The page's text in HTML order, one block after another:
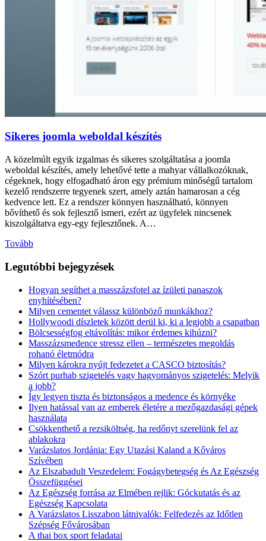
Sikeres joomla weboldal készítés
A közelmúlt egyik izgalmas és sikeres szolgáltatása a joomla
weboldal készítés, amely lehetővé tette a mahyar vállalkozóknak,
cégeknek, hogy elfogadható áron egy prémium minőségű tartalom
kezelő rendszerre tegyenek szert, amely aztán hamarosan a cég
kedvence lett. Ez a rendszer könnyen használható, könnyen
bővíthető és sok fejlesztő ismeri, ezért az ügyfelek nincsenek
kiszolgáltatva egy-egy fejlesztőnek. A…
Tovább
Legutóbbi bejegyzések
Hogyan segíthet a masszázsfotel az ízületi panaszok
enyhítésében?
Milyen cementet válassz különböző munkákhoz?
Hollywoodi díszletek között derül ki, ki a legjobb a csapatban
Bölcsességfog eltávolítás: mikor érdemes kihúzni?
Masszázsmedence stressz ellen – természetes megoldás
rohanó életmódra
Milyen károkra nyújt fedezetet a CASCO biztosítás?
Szórt purhab szigetelés vagy hagyományos szigetelés: Melyik
a jobb?
Így legyen tiszta és biztonságos a medence és környéke
Ilyen hatással van az emberek életére a mezőgazdasági gépek
használata
Csökkenthető a rezsiköltség, ha redőnyt szerelünk fel az
ablakokra
Varázslatos Jordánia: Egy Utazási Kaland a Kőváros
Szívében
Az Elszabadult Veszedelem: Fogágybetegség és Az Egészség
Összefüggései
Az Egészség forrása az Elmében rejlik: Góckutatás és az
Egészség Kapcsolata
A Varázslatos Lisszabon látnivalók: Felfedezés az Időtlen
Szépség Fővárosában
A thai box sport feladatai